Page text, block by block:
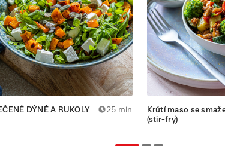
DÝNĚ A RUKOLY 25 min
Krůtí maso se
(stir-fry)